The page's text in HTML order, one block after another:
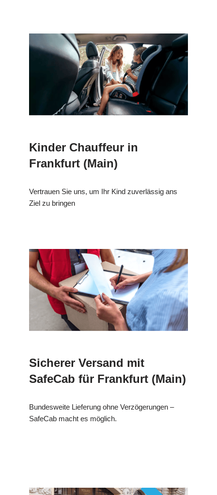
Kinder Chauffeur in
Frankfurt (Main)
Vertrauen Sie uns, um Ihr Kind zuverlässig ans
Ziel zu bringen
Sicherer Versand mit
SafeCab für Frankfurt (Main)
Bundesweite Lieferung ohne Verzögerungen –
SafeCab macht es möglich.